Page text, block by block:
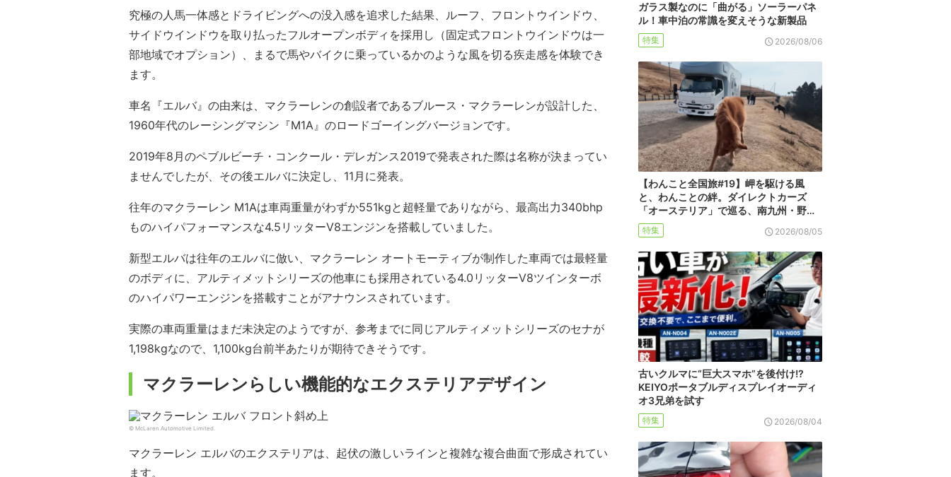
究極の人馬一体感とドライビングへの没入感を追求した結果、ルーフ、フロントウインドウ、
サイドウインドウを取り払ったフルオープンボディを採用し（固定式フロントウインドウは一
部地域でオプション）、まるで馬やバイクに乗っているかのような風を切る疾走感を体験でき
ます。
車名『エルバ』の由来は、マクラーレンの創設者であるブルース・マクラーレンが設計した、
1960年代のレーシングマシン『M1A』のロードゴーイングバージョンです。
2019年8月のペブルビーチ・コンクール・デレガンス2019で発表された際は名称が決まってい
ませんでしたが、その後エルバに決定し、11月に発表。
往年のマクラーレン M1Aは車両重量がわずか551kgと超軽量でありながら、最高出力340bhp
ものハイパフォーマンスな4.5リッターV8エンジンを搭載していました。
新型エルバは往年のエルバに倣い、マクラーレン オートモーティブが制作した車両では最軽量
のボディに、アルティメットシリーズの他車にも採用されている4.0リッターV8ツインターボ
のハイパワーエンジンを搭載すことがアナウンスされています。
実際の車両重量はまだ未決定のようですが、参考までに同じアルティメットシリーズのセナが
1,198kgなので、1,100kg台前半あたりが期待できそうです。
マクラーレンらしい機能的なエクステリアデザイン
© McLaren Automotive Limited.
マクラーレン エルバのエクステリアは、起伏の激しいラインと複雑な複合曲面で形成されてい
ます。
ガラス製なのに「曲がる」ソーラーパネ
ル！車中泊の常識を変えそうな新製品
特集 2026/08/06
【わんこと全国旅#19】岬を駆ける風
と、わんことの絆。ダイレクトカーズ
「オーステリア」で巡る、南九州・野…
特集 2026/08/05
古いクルマに“巨大スマホ”を後付け!?
KEIYOポータブルディスプレイオーディ
オ3兄弟を試す
特集 2026/08/04